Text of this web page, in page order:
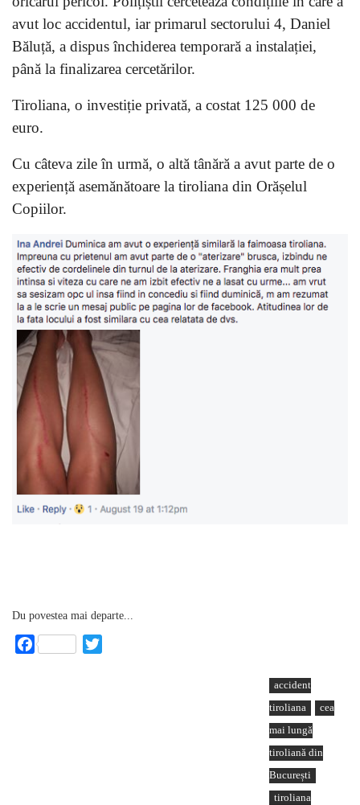
avut loc accidentul, iar primarul sectorului 4, Daniel
Băluță, a dispus închiderea temporară a instalației,
până la finalizarea cercetărilor.
Tiroliana, o investiție privată, a costat 125 000 de
euro.
Cu câteva zile în urmă, o altă tânără a avut parte de o
experiență asemănătoare la tiroliana din Orășelul
Copiilor.
Du povestea mai departe...
Facebook
accident
tiroliana
cea
mai lungă
tiroliană din
București
tiroliana